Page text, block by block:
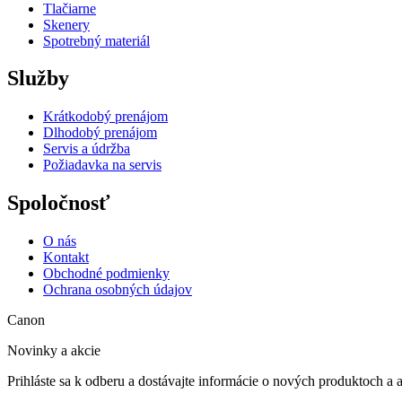
Tlačiarne
Skenery
Spotrebný materiál
Služby
Krátkodobý prenájom
Dlhodobý prenájom
Servis a údržba
Požiadavka na servis
Spoločnosť
O nás
Kontakt
Obchodné podmienky
Ochrana osobných údajov
Canon
Novinky a akcie
Prihláste sa k odberu a dostávajte informácie o nových produktoch a